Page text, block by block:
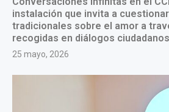
instalación que invita a
tradicionales sobre el amor a
recogidas en diálogos
25 mayo, 2026